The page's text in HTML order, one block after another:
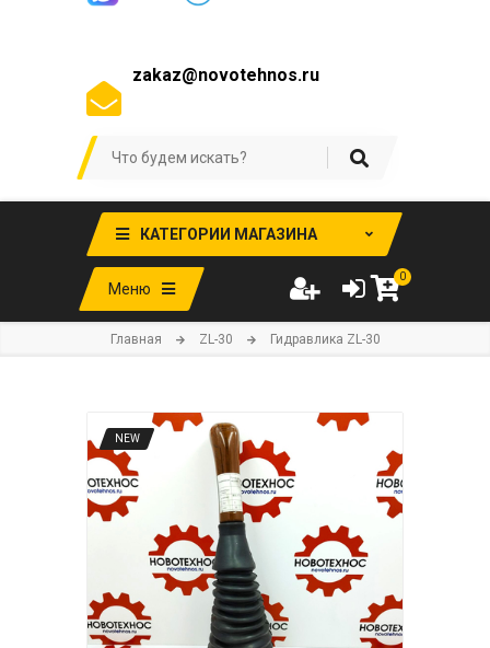
zakaz@novotehnos.ru
КАТЕГОРИИ МАГАЗИНА
Меню
0
Главная ZL-30 Гидравлика ZL-30
NEW